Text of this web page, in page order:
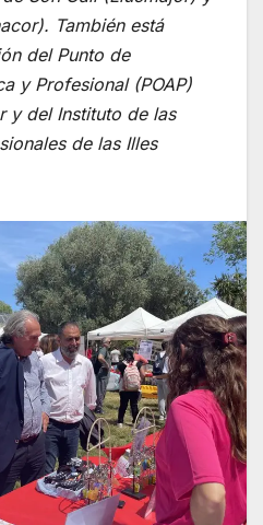
También está
del Punto de
y Profesional (POAP)
y del Instituto de las
de las Illes